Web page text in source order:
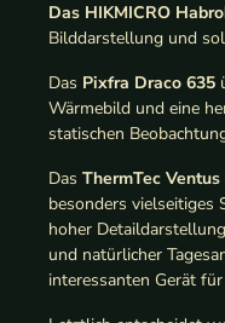
Das HIKMICRO
Bilddarstellung und
Das Pixfra Draco 635
Wärmebild und eine
statischen
Das ThermTec Ventus
besonders vielseitiges
hoher
und natürlicher
interessanten Gerät